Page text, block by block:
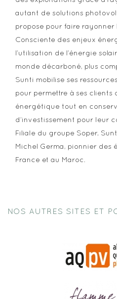
autant de solutions
propose pour faire rayonner
Consciente des enjeux
l’utilisation de l’énergie
monde décarboné, plus
Sunti mobilise ses
pour permettre à ses clients
énergétique tout en
d’investissement pour leur
Filiale du groupe Soper,
Michel Germa, pionnier des
France et au Maroc.
NOS AUTRES SITES ET